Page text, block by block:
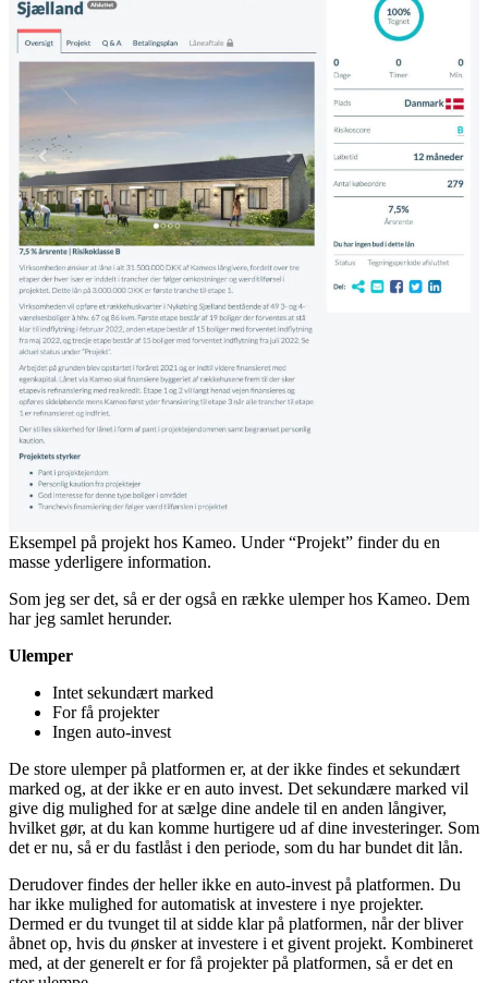
Eksempel på projekt hos Kameo. Under “Projekt” finder du en
masse yderligere information.
Som jeg ser det, så er der også en række ulemper hos Kameo. Dem
har jeg samlet herunder.
Ulemper
Intet sekundært marked
For få projekter
Ingen auto-invest
De store ulemper på platformen er, at der ikke findes et sekundært
marked og, at der ikke er en auto invest. Det sekundære marked vil
give dig mulighed for at sælge dine andele til en anden långiver,
hvilket gør, at du kan komme hurtigere ud af dine investeringer. Som
det er nu, så er du fastlåst i den periode, som du har bundet dit lån.
Derudover findes der heller ikke en auto-invest på platformen. Du
har ikke mulighed for automatisk at investere i nye projekter.
Dermed er du tvunget til at sidde klar på platformen, når der bliver
åbnet op, hvis du ønsker at investere i et givent projekt. Kombineret
med, at der generelt er for få projekter på platformen, så er det en